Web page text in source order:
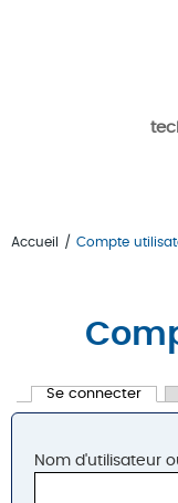
Accueil / Compte
Onglets
Se connecter
Nom d'utilisateur